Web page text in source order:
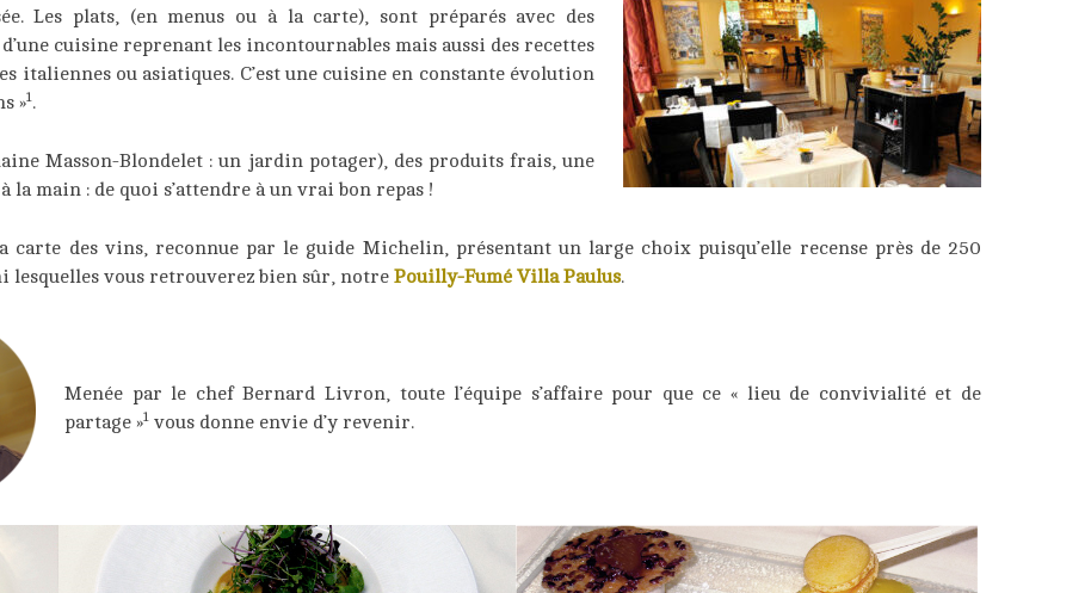
Les plats, (en menus ou à la carte), sont préparés avec des
cuisine reprenant les incontournables mais aussi des recettes
italiennes ou asiatiques. C’est une cuisine en constante évolution
»1.
Masson-Blondelet : un jardin potager), des produits frais, une
la main : de quoi s’attendre à un vrai bon repas !
carte des vins, reconnue par le guide Michelin, présentant un large choix puisqu’elle recense près de 250
lesquelles vous retrouverez bien sûr, notre Pouilly-Fumé Villa Paulus.
Menée par le chef Bernard Livron, toute l’équipe s’affaire pour que ce « lieu de convivialité et de
partage »1 vous donne envie d’y revenir.